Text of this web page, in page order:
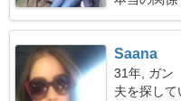
Saana
31年, ガン
夫を探し